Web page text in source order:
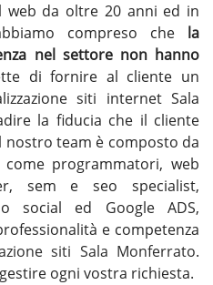
web da oltre 20 anni ed in
compreso che la
nel settore non hanno
di fornire al cliente un
siti internet Sala
la fiducia che il cliente
team è composto da
programmatori, web
sem e seo specialist,
social ed Google ADS,
e competenza
siti Sala Monferrato.
ogni vostra richiesta.